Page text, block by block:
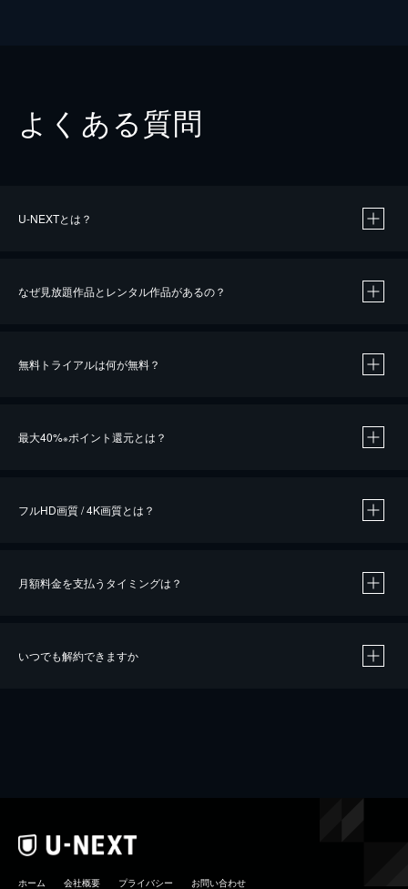
よくある質問
U-NEXTとは？
なぜ見放題作品とレンタル作品があるの？
無料トライアルは何が無料？
最大40%※ポイント還元とは？
※40％ポイント還元の対象は、クレジットカード決済による作品の購入 / レンタルです。
iOSアプリのUコイン決済による作品の購入 / レンタルは、20％のポイント還元です。
フルHD画質 / 4K画質とは？
月額料金を支払うタイミングは？
いつでも解約できますか
ホーム 会社概要 プライバシー お問い合わせ